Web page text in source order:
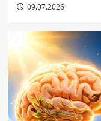
09.07.2026